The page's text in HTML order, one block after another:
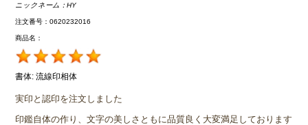
ニックネーム：HY
注文番号：0620232016
商品名：
書体: 流線印相体
実印と認印を注文しました
印鑑自体の作り、文字の美しさともに品質良く大変満足しております